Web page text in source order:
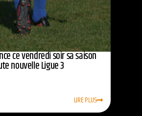
ce vendredi soir sa saison
nouvelle Ligue 3
LIRE PLUS